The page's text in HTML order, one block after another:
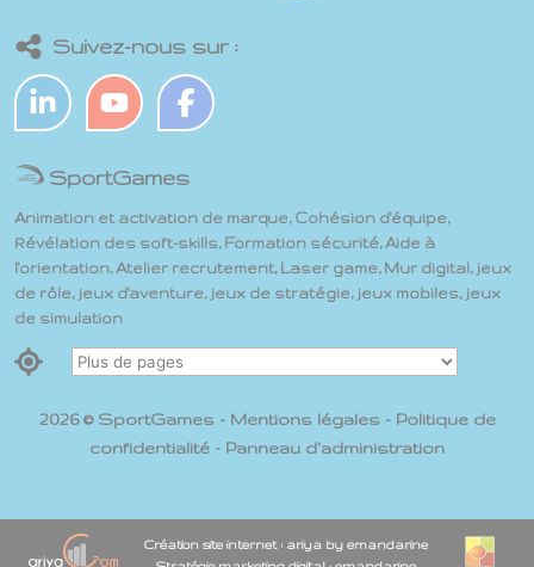
Suivez-nous sur :
SportGames
Animation et activation de marque, Cohésion d'équipe,
Révélation des soft-skills, Formation sécurité, Aide à
l'orientation, Atelier recrutement, Laser game, Mur digital, jeux
de rôle, jeux d'aventure, jeux de stratégie, jeux mobiles, jeux
de simulation
2026 © SportGames - Mentions légales- Politique de
confidentialité - Panneau d'administration
Création site internet : ariya by emandarine